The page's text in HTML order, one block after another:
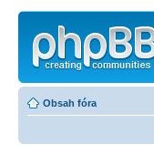
Obsah fóra